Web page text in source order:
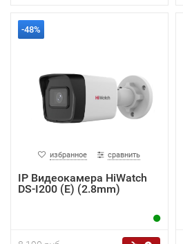
-48%
избранное сравнить
IP Видеокамера HiWatch
DS-I200 (E) (2.8mm)